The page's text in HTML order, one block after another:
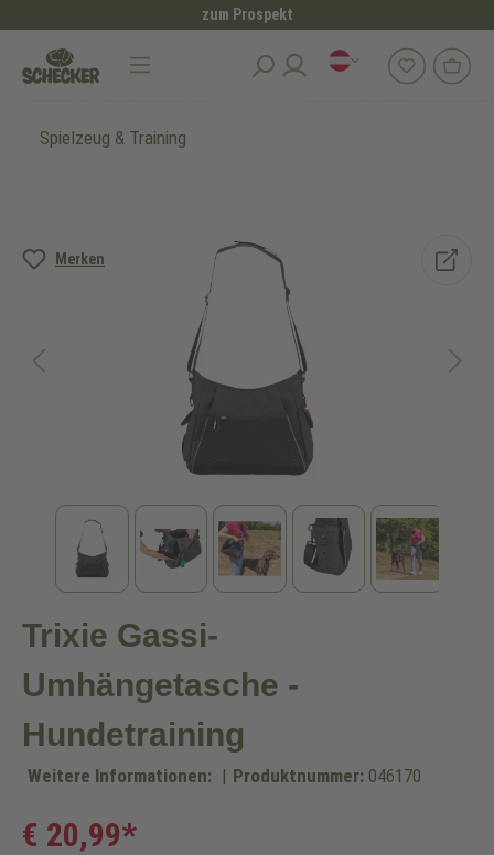
zum Prospekt
Spielzeug & Training
Merken
Bildergalerie überspringen
Trixie Gassi-
Umhängetasche -
Hundetraining
Weitere Informationen: | Produktnummer: 046170
€ 20,99*